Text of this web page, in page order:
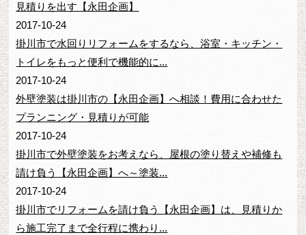
見積りを出す【永田企画】
2017-10-24
掛川市で水回りリフォームをするなら、浴室・キッチン・
トイレをもっと便利で機能的に...
2017-10-24
外壁塗装は掛川市の【永田企画】へ相談！費用に合わせた
プランニング・見積りが可能
2017-10-24
掛川市で外壁塗装をお考えなら、屋根の塗り替えや補修も
請け負う【永田企画】へ～塗装...
2017-10-24
掛川市でリフォームを請け負う【永田企画】は、見積りか
ら施工完了まで全行程に携わり...